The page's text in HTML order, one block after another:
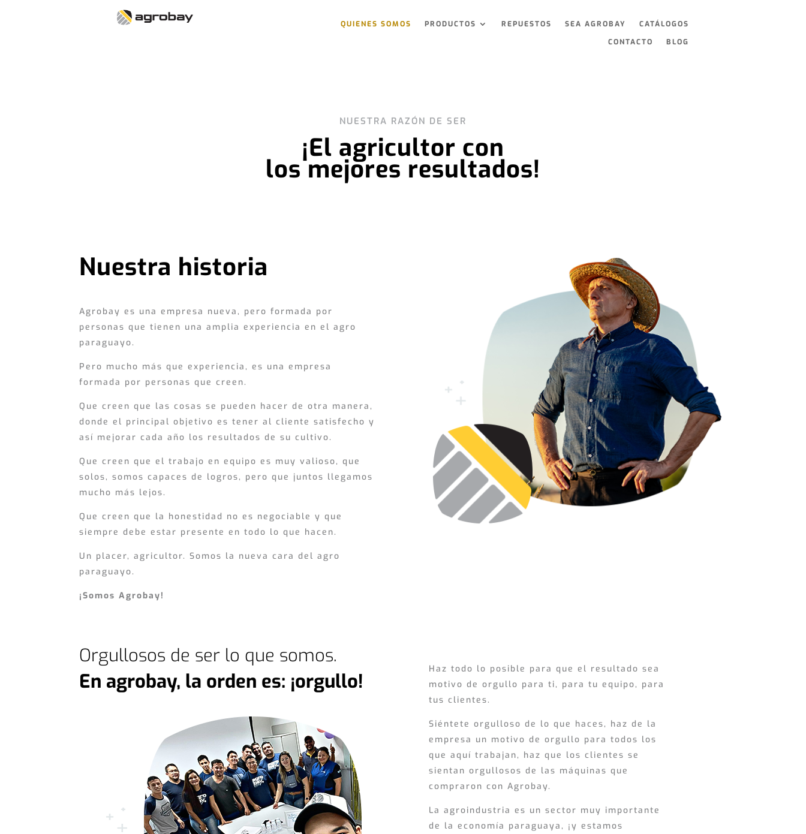
QUIENES SOMOS PRODUCTOS REPUESTOS SEA AGROBAY
CATÁLOGOS
CONTACTO
BLOG
NUESTRA RAZÓN DE SER
¡El agricultor con
los mejores resultados!
Nuestra historia
Agrobay es una empresa nueva, pero formada por
personas que tienen una amplia experiencia en el agro
paraguayo.
Pero mucho más que experiencia, es una empresa
formada por personas que creen.
Que creen que las cosas se pueden hacer de otra manera,
donde el principal objetivo es tener al cliente satisfecho y
así mejorar cada año los resultados de su cultivo.
Que creen que el trabajo en equipo es muy valioso, que
solos, somos capaces de logros, pero que juntos llegamos
mucho más lejos.
Que creen que la honestidad no es negociable y que
siempre debe estar presente en todo lo que hacen.
Un placer, agricultor. Somos la nueva cara del agro
paraguayo.
¡Somos Agrobay!
Orgullosos de ser lo que somos.
En agrobay, la orden es: ¡orgullo!
Haz todo lo posible para que el resultado sea
motivo de orgullo para ti, para tu equipo, para
tus clientes.
Siéntete orgulloso de lo que haces, haz de la
empresa un motivo de orgullo para todos los
que aquí trabajan, haz que los clientes se
sientan orgullosos de las máquinas que
compraron con Agrobay.
La agroindustria es un sector muy importante
de la economía paraguaya, ¡y estamos